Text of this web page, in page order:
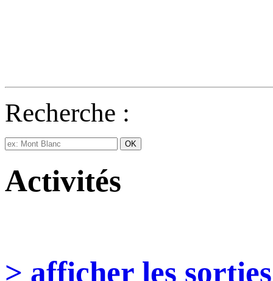
Recherche :
Activités
> afficher les sorties